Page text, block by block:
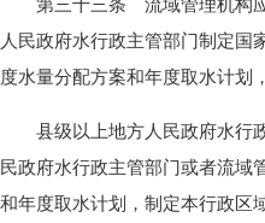
人民政府水行政主管部门制定国
度水量分配方案和年度取水计划
县级以上地方人民政府水行
民政府水行政主管部门或者流域
和年度取水计划，制定本行政区